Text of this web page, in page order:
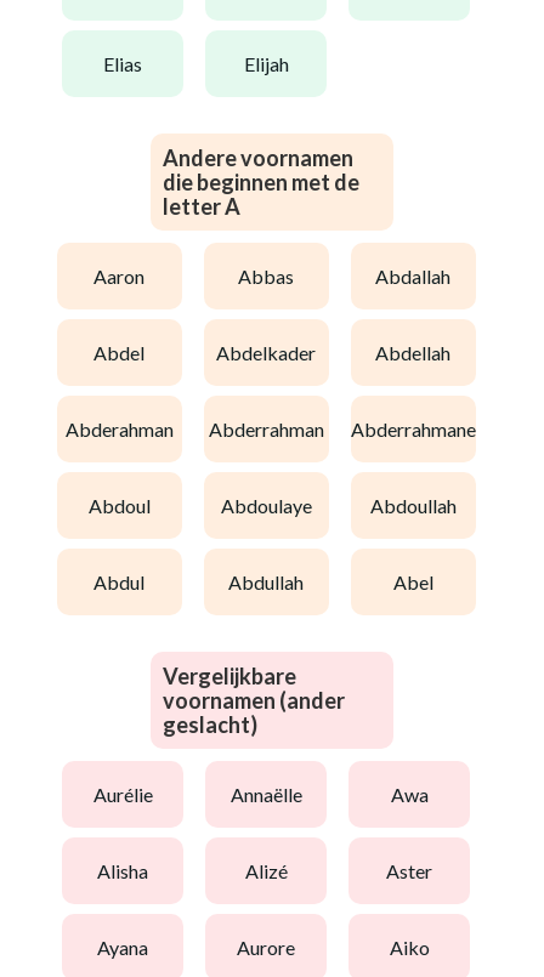
elias elijah
Andere voornamen
die beginnen met de
letter A
aaron abbas abdallah
abdel abdelkader abdellah
abderahman abderrahman abderrahmane
abdoul abdoulaye abdoullah
abdul abdullah abel
Vergelijkbare
voornamen (ander
geslacht)
aurélie annaëlle awa
alisha alizé aster
ayana aurore aiko